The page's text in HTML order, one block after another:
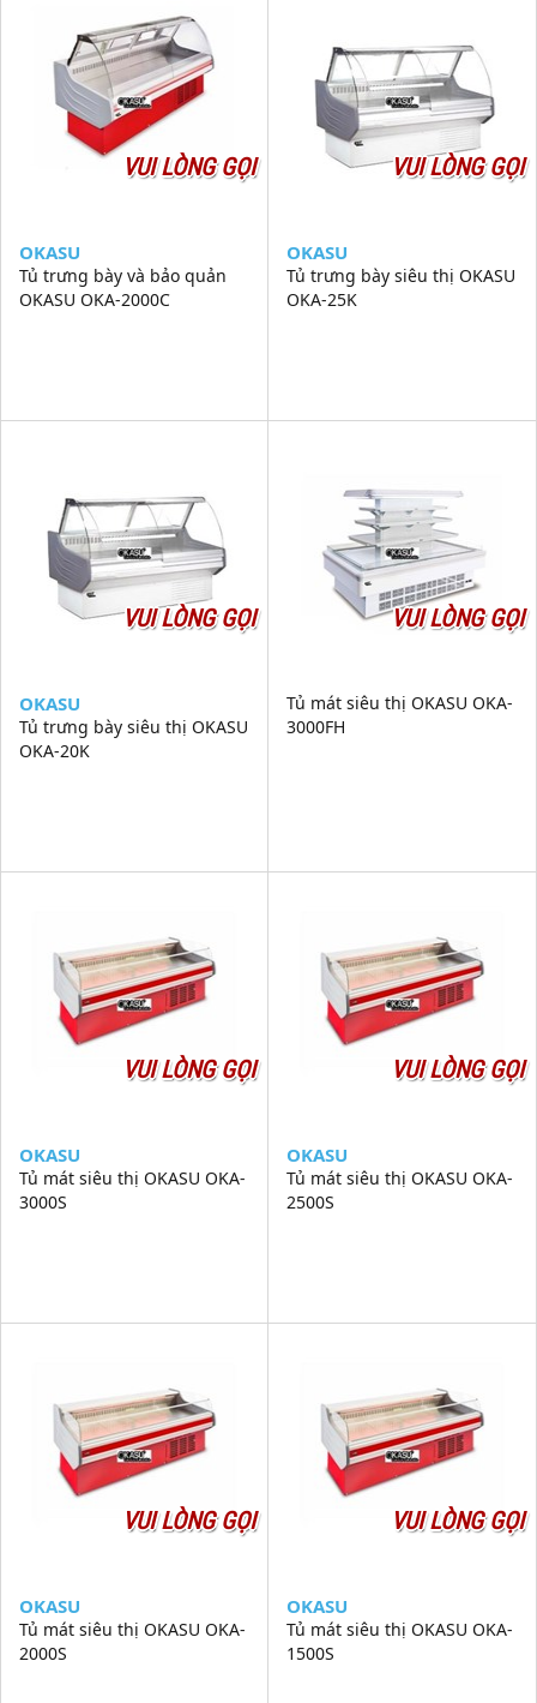
VUI LÒNG GỌI
OKASU
Tủ trưng bày và bảo quản
OKASU OKA-2000C
VUI LÒNG GỌI
OKASU
Tủ trưng bày siêu thị OKASU
OKA-25K
VUI LÒNG GỌI
OKASU
Tủ trưng bày siêu thị OKASU
OKA-20K
VUI LÒNG GỌI
Tủ mát siêu thị OKASU OKA-
3000FH
VUI LÒNG GỌI
OKASU
Tủ mát siêu thị OKASU OKA-
3000S
VUI LÒNG GỌI
OKASU
Tủ mát siêu thị OKASU OKA-
2500S
VUI LÒNG GỌI
OKASU
Tủ mát siêu thị OKASU OKA-
2000S
VUI LÒNG GỌI
OKASU
Tủ mát siêu thị OKASU OKA-
1500S